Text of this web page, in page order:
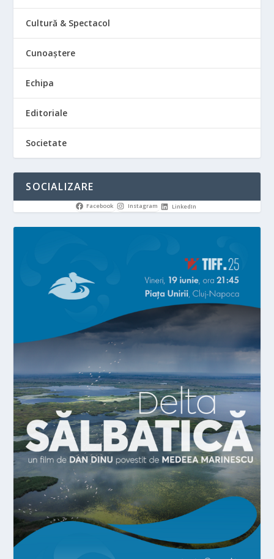
Cultură & Spectacol
Cunoaștere
Echipa
Editoriale
Societate
SOCIALIZARE
Facebook Instagram LinkedIn